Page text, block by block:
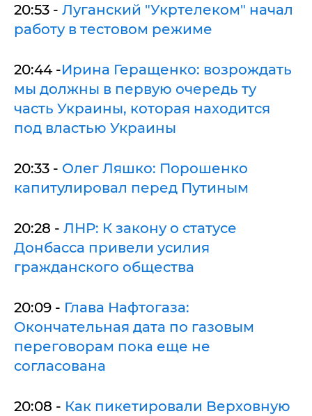
20:53 - Луганский "Укртелеком" начал
работу в тестовом режиме
20:44 -Ирина Геращенко: возрождать
мы должны в первую очередь ту
часть Украины, которая находится
под властью Украины
20:33 - Олег Ляшко: Порошенко
капитулировал перед Путиным
20:28 - ЛНР: К закону о статусе
Донбасса привели усилия
гражданского общества
20:09 - Глава Нафтогаза:
Окончательная дата по газовым
переговорам пока еще не
согласована
20:08 - Как пикетировали Верховную